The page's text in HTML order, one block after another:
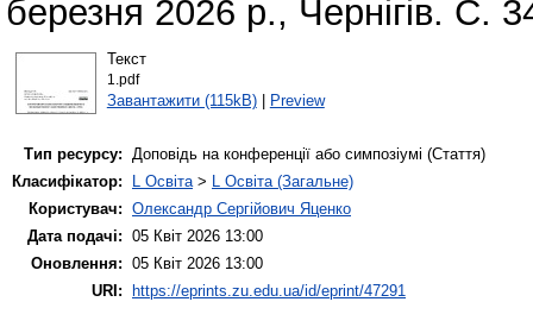
березня 2026 р., Чернігів. С.
Текст
1.pdf
Завантажити (115kB)| Preview
Тип ресурсу: Доповідь на конференції або симпозіумі (Стаття)
Класифікатор:
L Освіта> L Освіта (Загальне)
Користувач: Олександр Сергійович Яценко
Дата подачі: 05 Квіт 2026 13:00
Оновлення: 05 Квіт 2026 13:00
URI:
https://eprints.zu.edu.ua/id/eprint/47291